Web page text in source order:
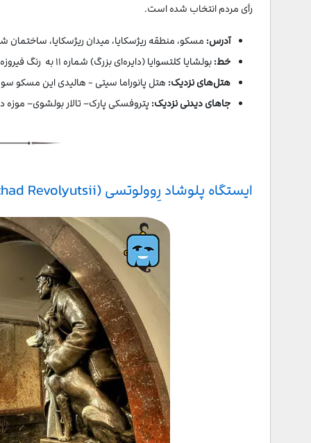
رأی مردم انتخاب شده است.
آدرس: مسکو، منطقه ریژسکایا، میدان ریژسکایا، ساختمان
خط:بولشایا کلتسوایا (دایره‌ای بزرگ) شماره ۱۱ به رنگ فیروزه‌ای
هتل‌های نزدیک: هتل پانوراما سیتی - هالیدی این مسکو
جاهای دیدنی نزدیک: پتروفسکی پارک– تالار بولشوی– موزه
ایستگاه پلوشاد رِوولوتسی (Площадь Революции - Ploshchad Revolyutsii)